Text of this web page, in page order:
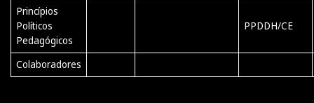
Princípios
Políticos
Pedagógicos
PPDDH/CE
Colaboradores